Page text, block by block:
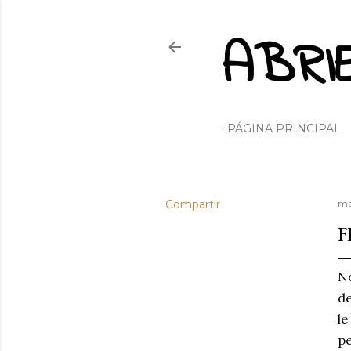
PÁGINA PRINCIPAL
Compartir